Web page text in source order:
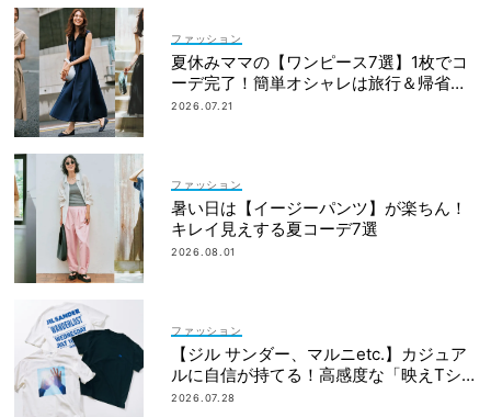
ファッション
夏休みママの【ワンピース7選】1枚でコ
ーデ完了！簡単オシャレは旅行＆帰省に
も
2026.07.21
ファッション
暑い日は【イージーパンツ】が楽ちん！
キレイ見えする夏コーデ7選
2026.08.01
ファッション
【ジル サンダー、マルニetc.】カジュア
ルに自信が持てる！高感度な「映えTシ
ャツ」7選
2026.07.28